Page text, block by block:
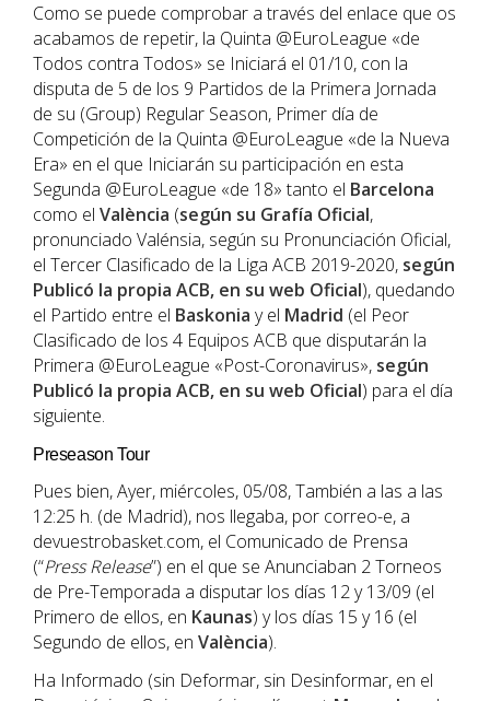
Como se puede comprobar a través del enlace que os
acabamos de repetir, la Quinta @EuroLeague «de
Todos contra Todos» se Iniciará el 01/10, con la
disputa de 5 de los 9 Partidos de la Primera Jornada
de su (Group) Regular Season, Primer día de
Competición de la Quinta @EuroLeague «de la Nueva
Era» en el que Iniciarán su participación en esta
Segunda @EuroLeague «de 18» tanto el Barcelona
como el València (según su Grafía Oficial,
pronunciado Valénsia, según su Pronunciación Oficial,
el Tercer Clasificado de la Liga ACB 2019-2020, según
Publicó la propia ACB, en su web Oficial), quedando
el Partido entre el Baskonia y el Madrid (el Peor
Clasificado de los 4 Equipos ACB que disputarán la
Primera @EuroLeague «Post-Coronavirus», según
Publicó la propia ACB, en su web Oficial) para el día
siguiente.
Preseason Tour
Pues bien, Ayer, miércoles, 05/08, También a las a las
12:25 h. (de Madrid), nos llegaba, por correo-e, a
devuestrobasket.com, el Comunicado de Prensa
(“Press Release”) en el que se Anunciaban 2 Torneos
de Pre-Temporada a disputar los días 12 y 13/09 (el
Primero de ellos, en Kaunas) y los días 15 y 16 (el
Segundo de ellos, en València).
Ha Informado (sin Deformar, sin Desinformar, en el